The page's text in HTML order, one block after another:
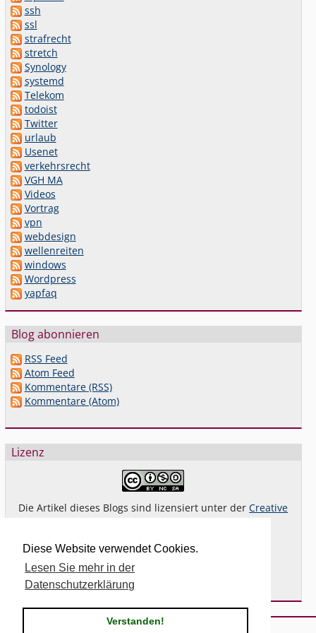
Diese Website verwendet Cookies.
Lesen Sie mehr in der
Datenschutzerklärung
Verstanden!
ssh
ssl
strafrecht
stretch
Synology
systemd
Telekom
todoist
Twitter
urlaub
Usenet
verkehrsrecht
VGH MA
Videos
Vortrag
vpn
webdesign
wellenreiten
windows
Wordpress
yapfaq
Blog abonnieren
RSS Feed
Atom Feed
Kommentare (RSS)
Kommentare (Atom)
Lizenz
Die Artikel dieses Blogs sind lizensiert unter derCreative
Das giltnichtfür Bilder oder (andere) erkennbare
Beiträge.